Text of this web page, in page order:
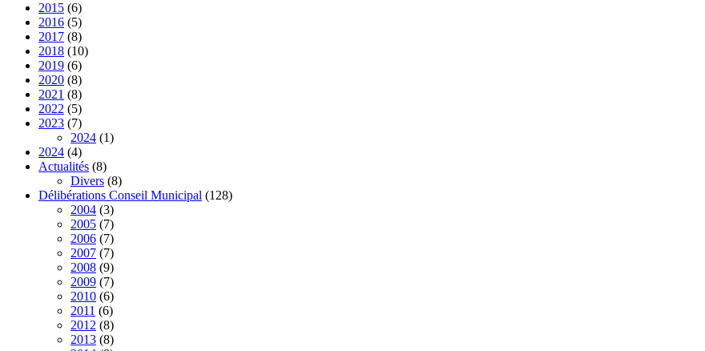
2015 (6)
2016 (5)
2017 (8)
2018 (10)
2019 (6)
2020 (8)
2021 (8)
2022 (5)
2023 (7)
2024 (1)
2024 (4)
Actualités (8)
Divers (8)
Délibérations Conseil Municipal (128)
2004 (3)
2005 (7)
2006 (7)
2007 (7)
2008 (9)
2009 (7)
2010 (6)
2011 (6)
2012 (8)
2013 (8)